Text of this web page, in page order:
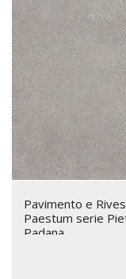
Pavimento e
Paestum serie
Padana